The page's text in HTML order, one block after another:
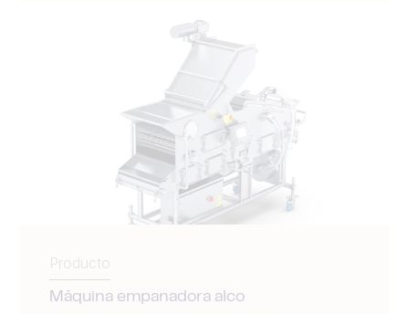
Producto
Máquina empanadora alco